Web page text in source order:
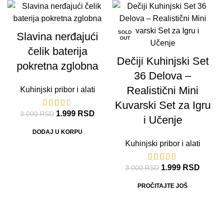
Slavina nerđajući
čelik baterija
pokretna zglobna
Kuhinjski pribor i alati
3.000RSD 1.999 RSD
DODAJ U KORPU
SOLD
OUT
Dečiji Kuhinjski Set
36 Delova –
Realistični Mini
Kuvarski Set za Igru
i Učenje
Kuhinjski pribor i alati
3.000RSD 1.999 RSD
PROČITAJTE JOŠ